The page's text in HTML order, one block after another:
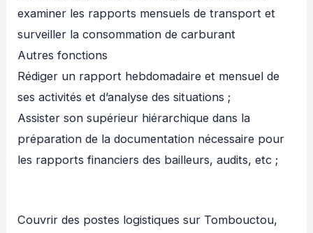
examiner les rapports mensuels de transport et
surveiller la consommation de carburant
Autres fonctions
Rédiger un rapport hebdomadaire et mensuel de
ses activités et d’analyse des situations ;
Assister son supérieur hiérarchique dans la
préparation de la documentation nécessaire pour
les rapports financiers des bailleurs, audits, etc ;
Couvrir des postes logistiques sur Tombouctou,